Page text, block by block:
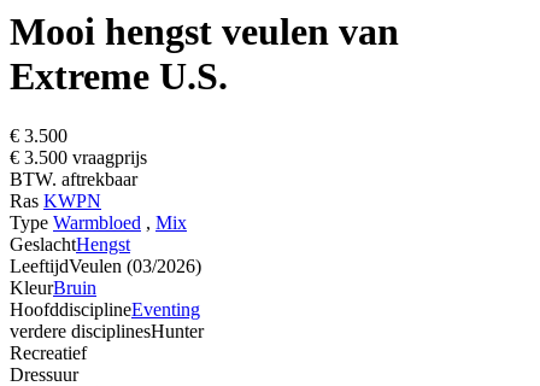
Mooi hengst veulen van
Extreme U.S.
€ 3.500
€ 3.500 vraagprijs
BTW. aftrekbaar
Ras KWPN
Type Warmbloed , Mix
GeslachtHengst
LeeftijdVeulen (03/2026)
KleurBruin
HoofddisciplineEventing
verdere disciplinesHunter
Recreatief
Dressuur